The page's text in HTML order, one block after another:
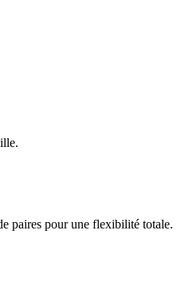
paires pour une flexibilité totale.